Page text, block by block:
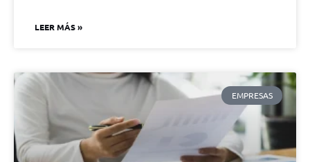
LEER MÁS »
EMPRESAS